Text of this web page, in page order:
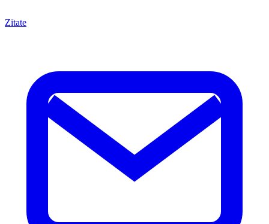
Zitate